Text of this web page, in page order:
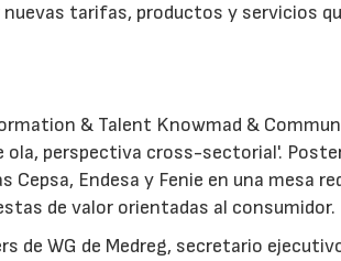
tarifas, productos y servicios
& Talent Knowmad &
ola, perspectiva cross-sectorial'.
Endesa y Fenie en una mesa
de valor orientadas al consumidor.
de WG de Medreg, secretario